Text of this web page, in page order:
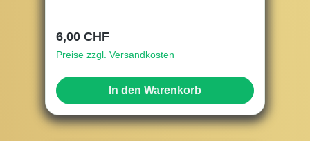
Regulärer Preis:
6,00 CHF
Preise zzgl. Versandkosten
In den Warenkorb